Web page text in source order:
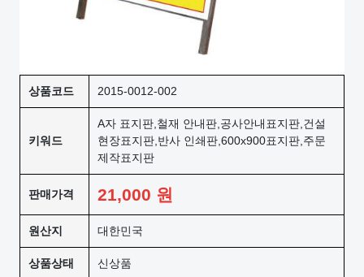
상품코드 2015-0012-002
키워드
A자 표지판,철재 안내판,공사안내표지판,건설
현장표지판,반사 인쇄판,600x900표지판,주문
제작표지판
판매가격 21,000 원
원산지 대한민국
상품상태 신상품